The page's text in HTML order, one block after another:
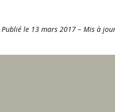
Publié le 13 mars 2017 – Mis à